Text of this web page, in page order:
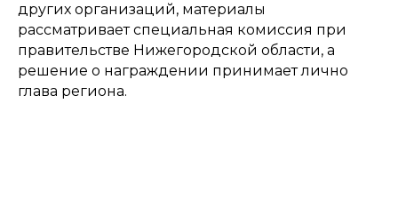
других организаций, материалы
рассматривает специальная комиссия при
правительстве Нижегородской области, а
решение о награждении принимает лично
глава региона.